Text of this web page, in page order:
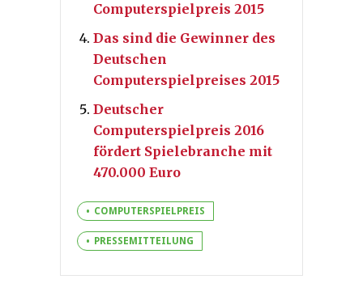
Computerspielpreis 2015
Das sind die Gewinner des
Deutschen
Computerspielpreises 2015
Deutscher
Computerspielpreis 2016
fördert Spielebranche mit
470.000 Euro
COMPUTERSPIELPREIS
PRESSEMITTEILUNG